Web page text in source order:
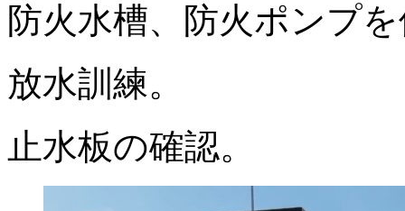
防火水槽、防火ポンプ
放水訓練。
止水板の確認。